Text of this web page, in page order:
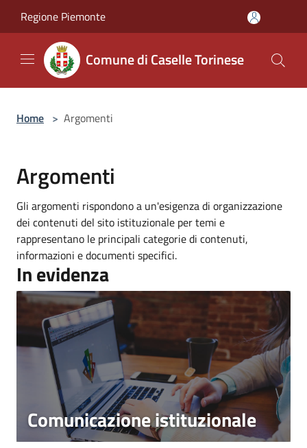
Regione Piemonte
Comune di Caselle Torinese
Home > Argomenti
Argomenti
Gli argomenti rispondono a un'esigenza di organizzazione
dei contenuti del sito istituzionale per temi e
rappresentano le principali categorie di contenuti,
informazioni e documenti specifici.
In evidenza
Comunicazione istituzionale